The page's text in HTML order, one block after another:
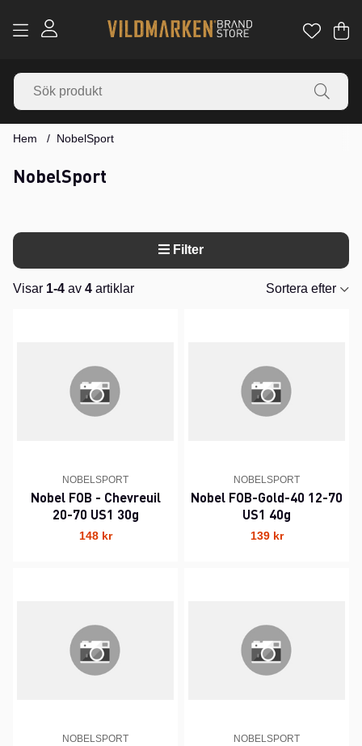
.
Hem NobelSport
NobelSport
Filter
Visar 1-4 av 4 artiklar
Sortera efter
NOBELSPORT
Nobel FOB - Chevreuil
20-70 US1 30g
148 kr
NOBELSPORT
Nobel FOB-Gold-40 12-70
US1 40g
139 kr
NOBELSPORT NOBELSPORT